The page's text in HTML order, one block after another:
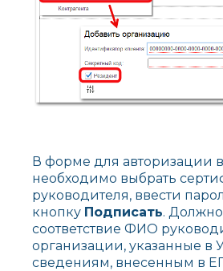
В форме для авторизации
необходимо выбрать
руководителя, ввести
кнопку Подписать.
соответствие ФИО
организации, указанные в
сведениям, внесенным в